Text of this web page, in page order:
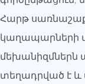
Հարթ
կաղապարների
մեխանիզմներն
տեղադրված է և